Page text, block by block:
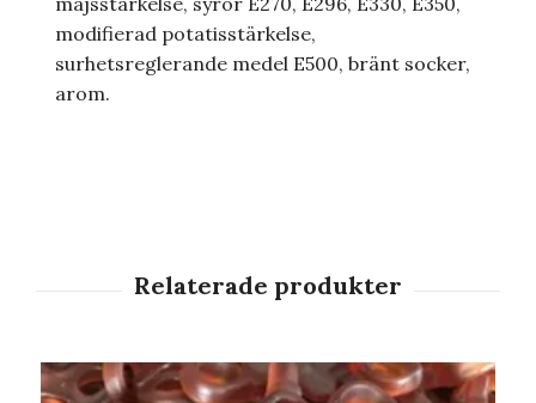
modifierad potatisstärkelse,
surhetsreglerande medel E500, bränt socker,
arom.